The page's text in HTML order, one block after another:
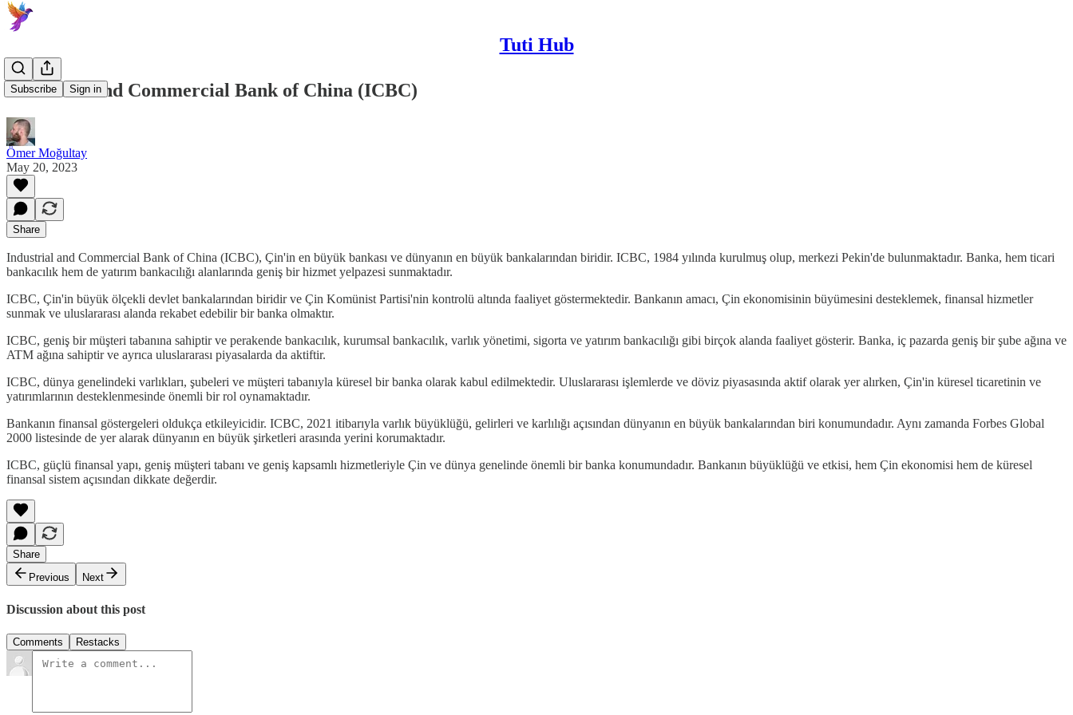
Tuti Hub
Subscribe Sign in
Industrial and Commercial Bank of China (ICBC)
Ömer Moğultay
May 20, 2023
Share
Industrial and Commercial Bank of China (ICBC), Çin'in en büyük bankası ve dünyanın en büyük bankalarından biridir. ICBC, 1984 yılında kurulmuş olup, merkezi Pekin'de bulunmaktadır. Banka, hem ticari
bankacılık hem de yatırım bankacılığı alanlarında geniş bir hizmet yelpazesi sunmaktadır.
ICBC, Çin'in büyük ölçekli devlet bankalarından biridir ve Çin Komünist Partisi'nin kontrolü altında faaliyet göstermektedir. Bankanın amacı, Çin ekonomisinin büyümesini desteklemek, finansal hizmetler
sunmak ve uluslararası alanda rekabet edebilir bir banka olmaktır.
ICBC, geniş bir müşteri tabanına sahiptir ve perakende bankacılık, kurumsal bankacılık, varlık yönetimi, sigorta ve yatırım bankacılığı gibi birçok alanda faaliyet gösterir. Banka, iç pazarda geniş bir şube ağına ve
ATM ağına sahiptir ve ayrıca uluslararası piyasalarda da aktiftir.
ICBC, dünya genelindeki varlıkları, şubeleri ve müşteri tabanıyla küresel bir banka olarak kabul edilmektedir. Uluslararası işlemlerde ve döviz piyasasında aktif olarak yer alırken, Çin'in küresel ticaretinin ve
yatırımlarının desteklenmesinde önemli bir rol oynamaktadır.
Bankanın finansal göstergeleri oldukça etkileyicidir. ICBC, 2021 itibarıyla varlık büyüklüğü, gelirleri ve karlılığı açısından dünyanın en büyük bankalarından biri konumundadır. Aynı zamanda Forbes Global
2000 listesinde de yer alarak dünyanın en büyük şirketleri arasında yerini korumaktadır.
ICBC, güçlü finansal yapı, geniş müşteri tabanı ve geniş kapsamlı hizmetleriyle Çin ve dünya genelinde önemli bir banka konumundadır. Bankanın büyüklüğü ve etkisi, hem Çin ekonomisi hem de küresel
finansal sistem açısından dikkate değerdir.
Share
Previous
Next
Discussion about this post
Comments Restacks